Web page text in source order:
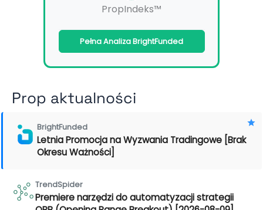
PropIndeks™
Pełna Analiza BrightFunded
Prop aktualności
BrightFunded
Letnia Promocja na Wyzwania Tradingowe [Brak
Okresu Ważności]
TrendSpider
Premiere narzędzi do automatyzacji strategii